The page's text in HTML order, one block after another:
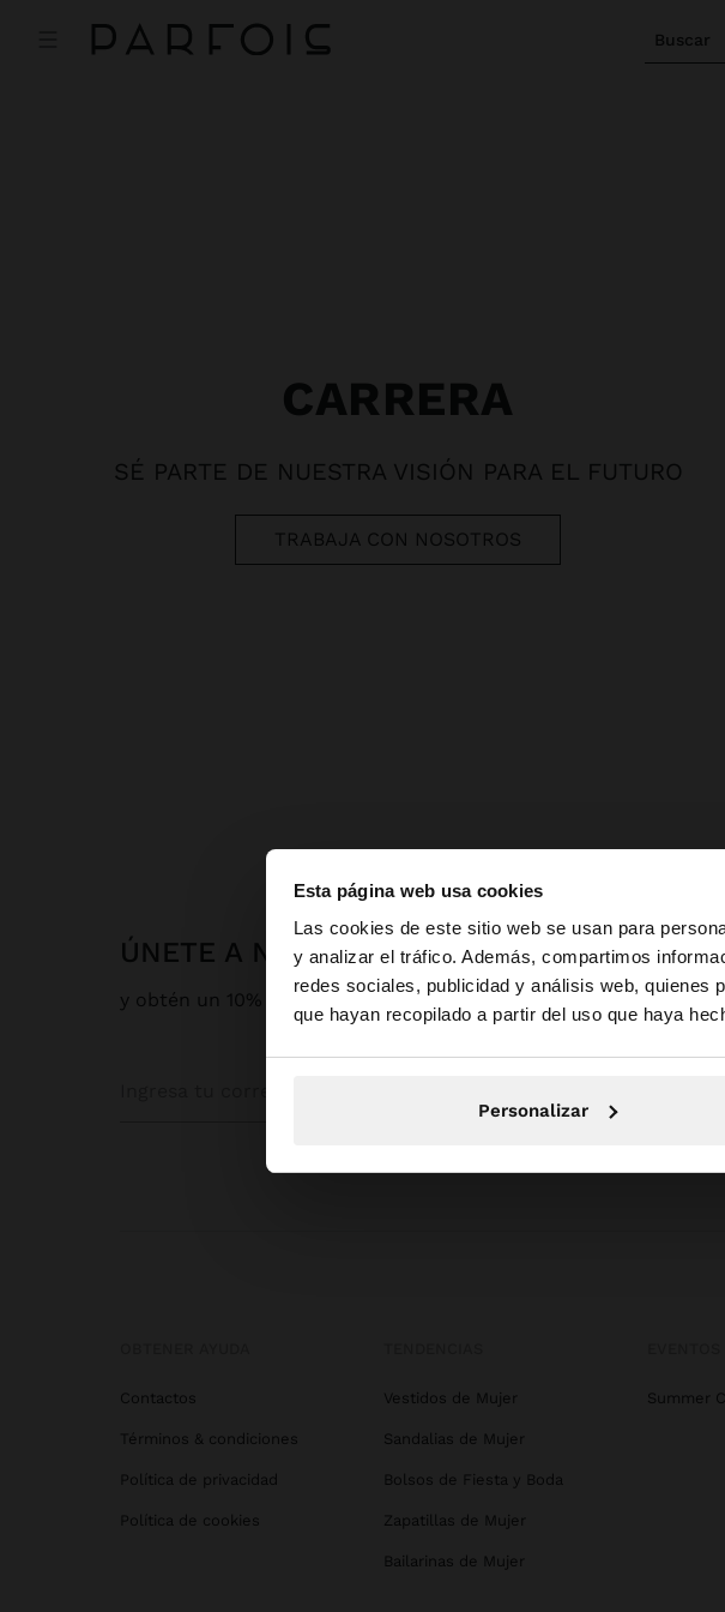
Esta página web usa cookies
Las cookies de este sitio web se usan para
y analizar el tráfico. Además, compartimos
redes sociales, publicidad y análisis web, quienes
que hayan recopilado a partir del uso que haya
Personalizar
Buscar
hola
Estás accediendo a la web de
No,
CARRERA
SÉ PARTE DE NUESTRA VISIÓN PARA EL FUTURO
TRABAJA CON NOSOTROS
ÚNETE A NUESTRA NEWSLETTER
y obtén un 10% de descuento
Contactos
Términos & condiciones
Política de privacidad
Política de cookies
Vestidos de Mujer
Sandalias de Mujer
Bolsos de Fiesta y Boda
Zapatillas de Mujer
Bailarinas de Mujer
Summer